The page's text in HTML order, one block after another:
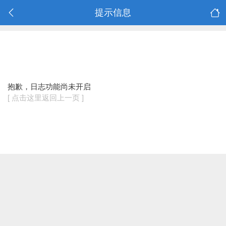
提示信息
抱歉，日志功能尚未开启
[ 点击这里返回上一页 ]